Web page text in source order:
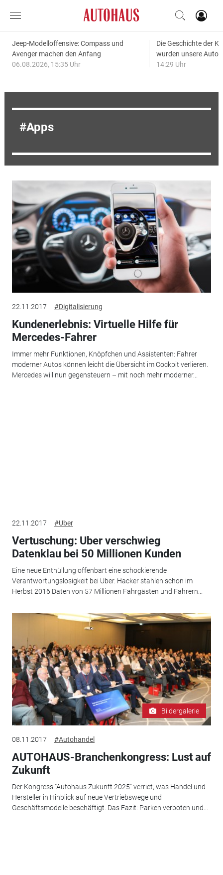
Jeep-Modelloffensive: Compass und
Avenger machen den Anfang
06.08.2026, 15:35 Uhr
Die Geschichte der
wurden unsere
14:29 Uhr
Apps
22.11.2017 #Digitalisierung
Kundenerlebnis: Virtuelle Hilfe für
Mercedes-Fahrer
Immer mehr Funktionen, Knöpfchen und Assistenten: Fahrer
moderner Autos können leicht die Übersicht im Cockpit verlieren.
Mercedes will nun gegensteuern – mit noch mehr moderner...
22.11.2017 #Uber
Vertuschung: Uber verschwieg
Datenklau bei 50 Millionen Kunden
Eine neue Enthüllung offenbart eine schockierende
Verantwortungslosigkeit bei Uber. Hacker stahlen schon im
Herbst 2016 Daten von 57 Millionen Fahrgästen und Fahrern...
Bildergalerie
08.11.2017 #Autohandel
AUTOHAUS-Branchenkongress: Lust auf
Zukunft
Der Kongress "Autohaus Zukunft 2025" verriet, was Handel und
Hersteller in Hinblick auf neue Vertriebswege und
Geschäftsmodelle beschäftigt. Das Fazit: Parken verboten und...